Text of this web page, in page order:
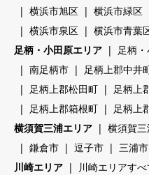
横浜市旭区
横浜市緑区
横浜市泉区
横浜市青葉
足柄・小田原エリア
足柄
南足柄市
足柄上郡中井
足柄上郡松田町
足柄上
足柄上郡箱根町
足柄上
横須賀三浦エリア
横須賀
鎌倉市
逗子市 三浦市
川崎エリア
川崎エリアすべ